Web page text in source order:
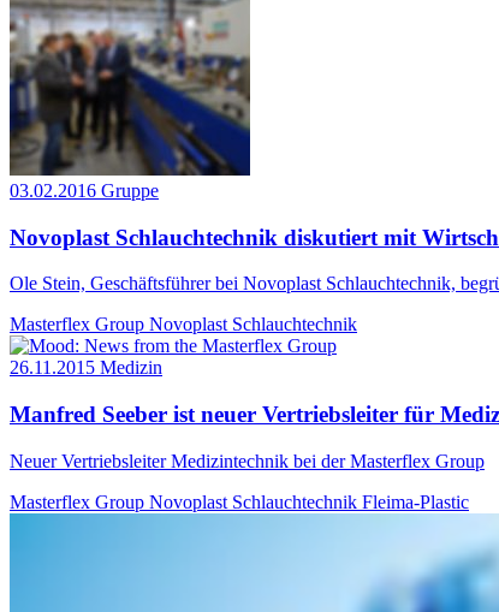
03.02.2016 Gruppe
Novoplast Schlauchtechnik diskutiert mit
Ole Stein, Geschäftsführer bei Novoplast Schlauchtechnik,
Masterflex Group Novoplast Schlauchtechnik
26.11.2015 Medizin
Manfred Seeber ist neuer Vertriebsleiter für
Neuer Vertriebsleiter Medizintechnik bei der Masterflex Group
Masterflex Group Novoplast Schlauchtechnik Fleima-Plastic